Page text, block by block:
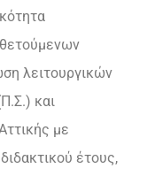
λειτουργικών
και
με
έτους,